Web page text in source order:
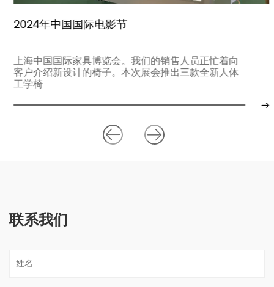
2024年中国国际电影节
上海中国国际家具博览会。我们的销售人员正忙着向
客户介绍新设计的椅子。本次展会推出三款全新人体
工学椅
联系我们